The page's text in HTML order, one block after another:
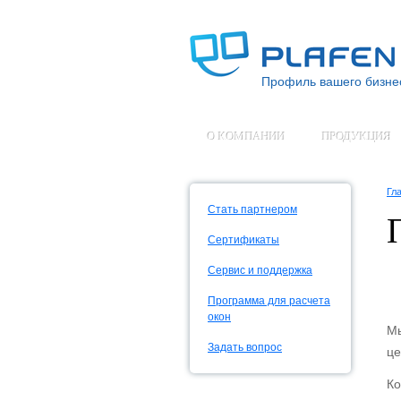
Профиль вашего
О КОМПАНИИ ПРОДУКЦИЯ
Стать партнером
Сертификаты
Сервис и поддержка
Программа для расчета
окон
Задать вопрос